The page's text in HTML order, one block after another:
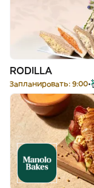
RODILLA
Запланировать: 9:00